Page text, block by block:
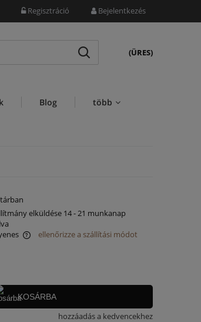
Regisztráció Bejelentkezés
(ÜRES)
Blog több
elküldése 14 - 21 munkanap
ellenőrizze a szállítási módot
KOSÁRBA
hozzáadás a kedvencekhez